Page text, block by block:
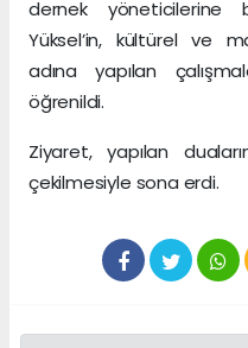
dernek yöneticilerine
Yüksel’in, kültürel ve
adına yapılan
öğrenildi.
Ziyaret, yapılan
çekilmesiyle sona erdi.